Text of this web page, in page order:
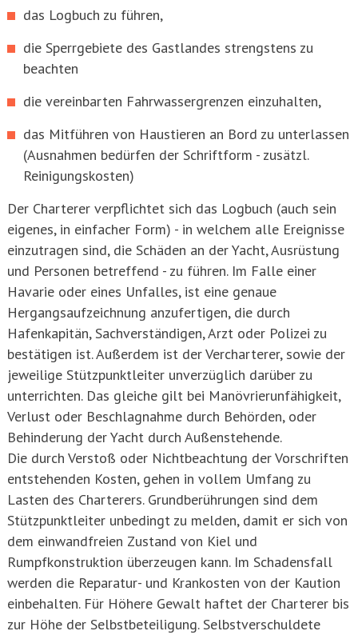
das Logbuch zu führen,
die Sperrgebiete des Gastlandes strengstens zu
beachten
die vereinbarten Fahrwassergrenzen einzuhalten,
das Mitführen von Haustieren an Bord zu unterlassen
(Ausnahmen bedürfen der Schriftform - zusätzl.
Reinigungskosten)
Der Charterer verpflichtet sich das Logbuch (auch sein
eigenes, in einfacher Form) - in welchem alle Ereignisse
einzutragen sind, die Schäden an der Yacht, Ausrüstung
und Personen betreffend - zu führen. Im Falle einer
Havarie oder eines Unfalles, ist eine genaue
Hergangsaufzeichnung anzufertigen, die durch
Hafenkapitän, Sachverständigen, Arzt oder Polizei zu
bestätigen ist. Außerdem ist der Vercharterer, sowie der
jeweilige Stützpunktleiter unverzüglich darüber zu
unterrichten. Das gleiche gilt bei Manövrierunfähigkeit,
Verlust oder Beschlagnahme durch Behörden, oder
Behinderung der Yacht durch Außenstehende.
Die durch Verstoß oder Nichtbeachtung der Vorschriften
entstehenden Kosten, gehen in vollem Umfang zu
Lasten des Charterers. Grundberührungen sind dem
Stützpunktleiter unbedingt zu melden, damit er sich von
dem einwandfreien Zustand von Kiel und
Rumpfkonstruktion überzeugen kann. Im Schadensfall
werden die Reparatur- und Krankosten von der Kaution
einbehalten. Für Höhere Gewalt haftet der Charterer bis
zur Höhe der Selbstbeteiligung. Selbstverschuldete